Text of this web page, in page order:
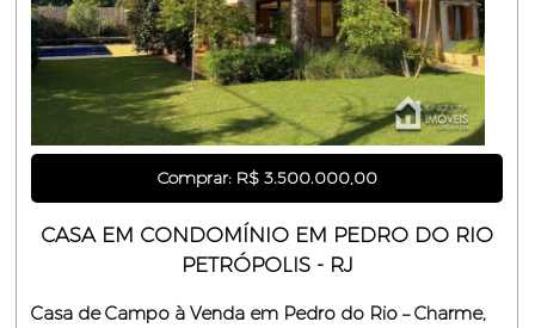
Comprar: R$ 3.500.000,00
CASA EM CONDOMÍNIO EM PEDRO DO RIO
PETRÓPOLIS - RJ
Casa de Campo à Venda em Pedro do Rio – Charme,